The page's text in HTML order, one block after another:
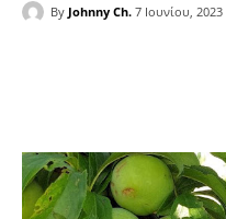
By Johnny Ch. 7 Ιουνίου, 2023